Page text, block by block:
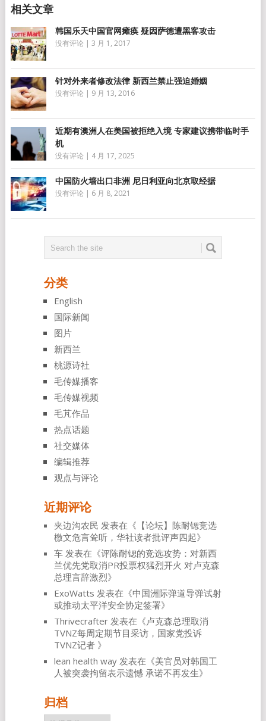
韩国乐天中国官网瘫痪 疑因萨德遭黑客攻击
没有评论 | 3 月 1, 2017
针对外来者修改法律 新西兰禁止强迫婚姻
没有评论 | 9 月 13, 2016
近期有澳洲人在美国被拒绝入境 专家建议携带临时手
机
没有评论 | 4 月 17, 2025
中国防火墙出口非洲 尼日利亚向北京取经据
没有评论 | 6 月 8, 2021
分类
English
国际新闻
图片
新西兰
桃源诗社
毛传媒播客
毛传媒视频
毛芃作品
热点话题
社交媒体
编辑推荐
观点与评论
近期评论
夹边沟农民 发表在《 【论坛】陈耐锶竞选
檄文危言耸听，华社读者批评声四起》
车发表在《评陈耐锶的竞选攻势：对新西
兰优先党取消PR投票权猛烈开火 对卢克森
总理言辞激烈》
ExoWatts 发表在《中国洲际弹道导弹试射
或推动太平洋安全协定签署》
Thrivecrafter发表在《卢克森总理取消
TVNZ每周定期节目采访，国家党投诉
TVNZ记者 》
lean health way发表在《美官员对韩国工
人被突袭拘留表示遗憾 承诺不再发生》
归档